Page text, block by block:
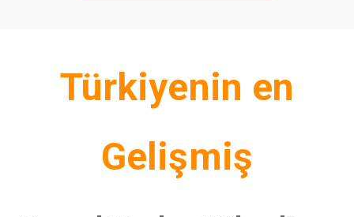
Türkiyenin en
Gelişmiş